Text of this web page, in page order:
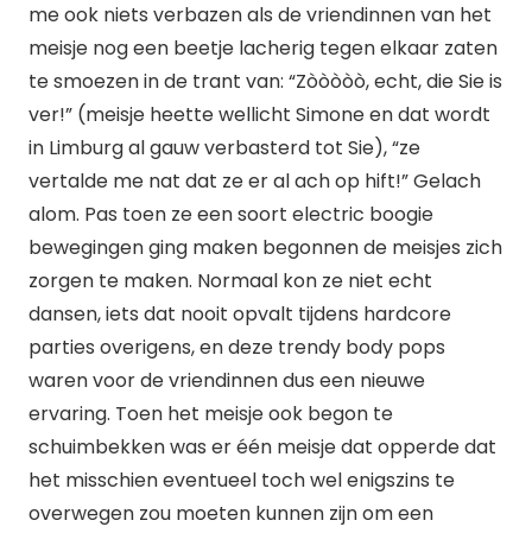
me ook niets verbazen als de vriendinnen van het
meisje nog een beetje lacherig tegen elkaar zaten
te smoezen in de trant van: “Zòòòòò, echt, die Sie is
ver!” (meisje heette wellicht Simone en dat wordt
in Limburg al gauw verbasterd tot Sie), “ze
vertalde me nat dat ze er al ach op hift!” Gelach
alom. Pas toen ze een soort electric boogie
bewegingen ging maken begonnen de meisjes zich
zorgen te maken. Normaal kon ze niet echt
dansen, iets dat nooit opvalt tijdens hardcore
parties overigens, en deze trendy body pops
waren voor de vriendinnen dus een nieuwe
ervaring. Toen het meisje ook begon te
schuimbekken was er één meisje dat opperde dat
het misschien eventueel toch wel enigszins te
overwegen zou moeten kunnen zijn om een